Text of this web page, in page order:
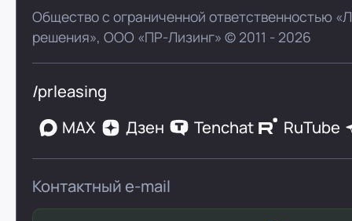
Общество с ограниченной ответственностью
решения»,ООО «ПР-Лизинг» © 2011 - 2026
/prleasing
MAX
Дзен Tenchat RuTube
Контактный e-mail